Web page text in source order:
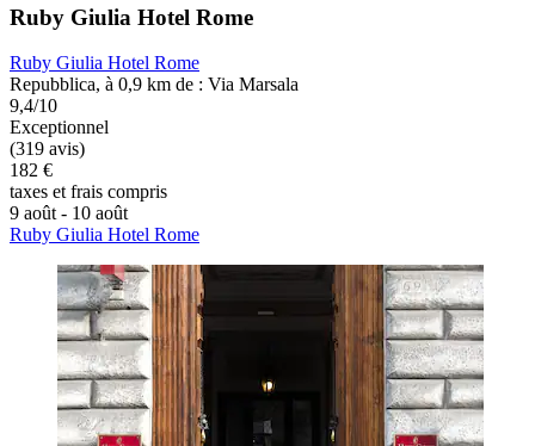
Ruby Giulia Hotel Rome
Ruby Giulia Hotel Rome
Repubblica, à 0,9 km de : Via Marsala
9,4/10
Exceptionnel
(319 avis)
182 €
taxes et frais compris
9 août - 10 août
Ruby Giulia Hotel Rome